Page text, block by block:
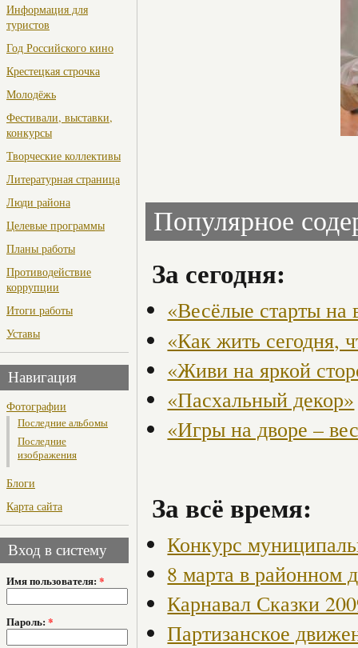
Информация для
туристов
Год Российского кино
Крестецкая строчка
Молодёжь
Фестивали, выставки,
конкурсы
Творческие коллективы
Литературная страница
Люди района
Целевые программы
Планы работы
Противодействие
коррупции
Итоги работы
Уставы
Навигация
Фотографии
Последние альбомы
Последние
изображения
Блоги
Карта сайта
Вход в систему
Имя пользователя: *
Пароль: *
Популярное
За сегодня:
«Весёлые старты на
«Как жить сегодня,
«Живи на яркой
«Пасхальный декор»
«Игры на дворе –
За всё время:
Конкурс
8 марта в районном
Карнавал Сказки
Партизанское